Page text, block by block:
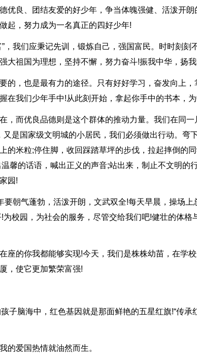
优良、团结友爱的好少年，争当体魄强健、活泼开朗
起，努力成为一名真正的四好少年!
，我们应秉记先训，锻炼自己，强国富民。时时刻刻
大祖国为理想，坚持不懈，努力奋斗!振我中华，扬
的，也是最有力的途径。只有好好学习，奋发向上
在我们少年手中!从此刻开始，拿起你手中的书本，
，而优良品德则是这个群体的推动力量。我们在同一
是国家级文明城的小居民，我们必须做出行动。弯
的米粒;停住脚，收回踩踏草坪的步伐，拉起摔倒的
馨的话语，喊出正义的声音;站出来，制止不文明的
园!
要朝气蓬勃，活泼开朗，文武双全!每天早晨，操场上
校园，为社会的服务，尽管交给我们吧!健壮的体格
座的你我都能够实现!今天，我们是株株幼苗，在学
，使它更加繁荣富强!
子脑海中，红色基因就是那面鲜艳的五星红旗!“传承
的爱国热情就油然而生。